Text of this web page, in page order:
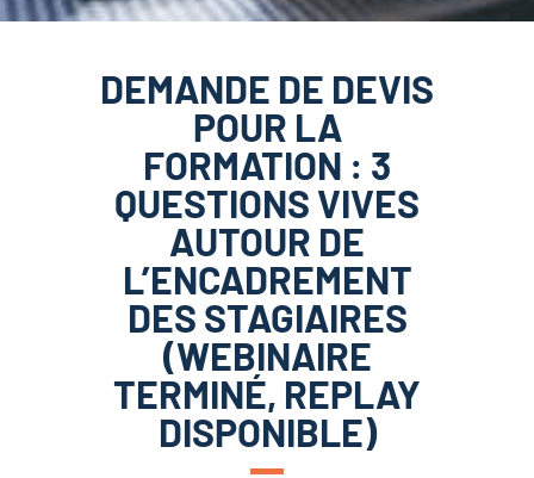
DEMANDE DE DEVIS
POUR LA
FORMATION : 3
QUESTIONS VIVES
AUTOUR DE
L’ENCADREMENT
DES STAGIAIRES
(WEBINAIRE
TERMINÉ, REPLAY
DISPONIBLE)